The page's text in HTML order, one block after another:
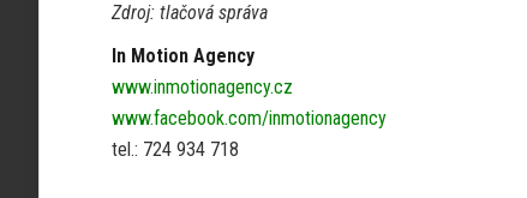
Zdroj: tlačová správa
In Motion Agency
www.inmotionagency.cz
www.facebook.com/inmotionagency
tel.: 724 934 718